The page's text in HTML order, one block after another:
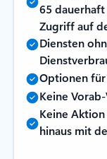
65
Zugriff auf
Diensten
Optionen
Keine
Keine
hinaus mit